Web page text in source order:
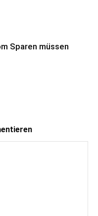
Sparen müssen